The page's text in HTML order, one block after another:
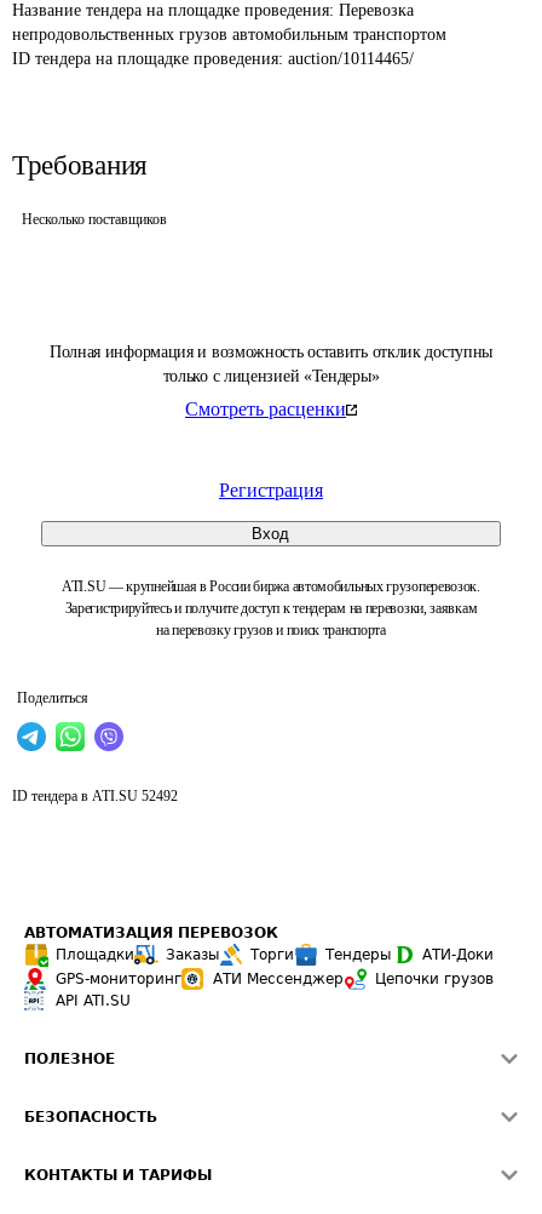
Полная информация и возможность оставить отклик доступны
только с лицензией «Тендеры»
Смотреть расценки
Регистрация
Вход
ATI.SU — крупнейшая в России биржа автомобильных грузоперевозок.
Зарегистрируйтесь и получите доступ к тендерам на перевозки, заявкам
на перевозку грузов и поиск транспорта
Поделиться
Название тендера на площадке проведения: Перевозка
непродовольственных грузов автомобильным транспортом
ID тендера на площадке проведения: auction/10114465/
Требования
Несколько поставщиков
ID тендера в ATI.SU 52492
АВТОМАТИЗАЦИЯ ПЕРЕВОЗОК
Площадки
Заказы Торги Тендеры
АТИ-Доки
GPS-мониторинг
АТИ Мессенджер
Цепочки грузов
API ATI.SU
ПОЛЕЗНОЕ
Звезды ATI.SU на вашем сайте
БЕЗОПАСНОСТЬ
КОНТАКТЫ И ТАРИФЫ